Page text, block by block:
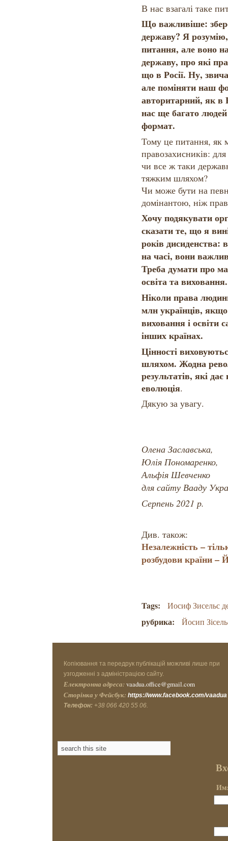
В нас взагалі таке
Що важливіше:
державу? Я
питання, але воно
державу, про які
що в Росії. Ну,
але поміняти наш
авторитарний, як в
нас ще багато
формат.
Тому це питання, як
правозахисників:
чи все ж таки
тяжким шляхом?
Чи може бути на
домінантою, ніж
Хочу подякувати
сказати те, що я
років дисиденства:
на часі, вони
Треба думати про
освіта та виховання.
Ніколи права
млн українців,
виховання і освіти
інших країнах.
Цінності
шляхом. Жодна
результатів, які
еволюція.
Дякую за увагу.
Олена Заславська,
Юлія Пономаренко,
Альфія Шевченко
для сайту Вааду
Серпень 2021 р.
Див. також:
Незалежність –
розбудови країни –
Tags: Иосиф Зисельс
рубрика: Йосип
Копіювання та передрук публікацій можливі лише при
узгодженні з адміністрацією сайту.
Електронна адреса: vaadua.office@gmail.com
Сторінка у Фейсбук: https://www.facebook.com/vaadua
Телефон: +38 066 420 55 06.